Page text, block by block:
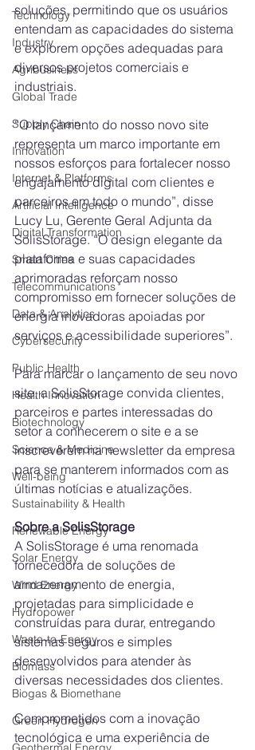
Technology
Industry
Agribusiness
Global Trade
Supply Chain
Innovation
Internet & Platforms
Artificial Intelligence
Digital Transformation
Smart Cities
Telecommunications
Data & Analytics
Cybersecurity
Public Health
Health Innovation
Biotechnology
Science & Medicine
Well-being
Sustainability & Health
Renewable Energy
Solar Energy
Wind Energy
Hydropower
Waste-to-Energy
Biomass
Biogas & Biomethane
Green Hydrogen
soluções, permitindo que os usuários
entendam as capacidades do sistema
e explorem opções adequadas para
diversos projetos comerciais e
industriais.
“O lançamento do nosso novo site
representa um marco importante em
nossos esforços para fortalecer nosso
engajamento digital com clientes e
parceiros em todo o mundo”, disse
Lucy Lu, Gerente Geral Adjunta da
SolisStorage. “O design elegante da
plataforma e suas capacidades
aprimoradas reforçam nosso
compromisso em fornecer soluções de
energia inovadoras apoiadas por
serviços e acessibilidade superiores”.
Para marcar o lançamento de seu novo
site, a SolisStorage convida clientes,
parceiros e partes interessadas do
setor a conhecerem o site e a se
inscreverem na newsletter da empresa
para se manterem informados com as
últimas notícias e atualizações.
Sobre a SolisStorage
A SolisStorage é uma renomada
fornecedora de soluções de
armazenamento de energia,
projetadas para simplicidade e
construídas para durar, entregando
sistemas seguros e simples
desenvolvidos para atender às
diversas necessidades dos clientes.
Comprometidos com a inovação
tecnológica e uma experiência de